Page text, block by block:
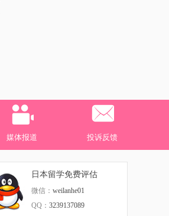
媒体报道 投诉反馈
日本留学免费评估
微信： weilanhe01
QQ： 3239137089